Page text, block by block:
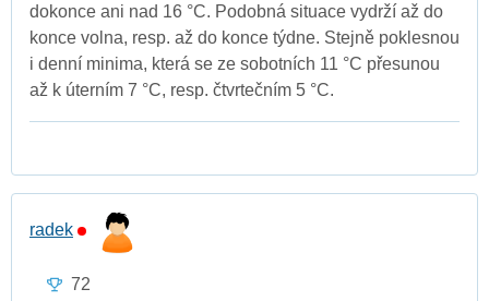
dokonce ani nad 16 °C. Podobná situace vydrží až do
konce volna, resp. až do konce týdne. Stejně poklesnou
i denní minima, která se ze sobotních 11 °C přesunou
až k úterním 7 °C, resp. čtvrtečním 5 °C.
radek
72